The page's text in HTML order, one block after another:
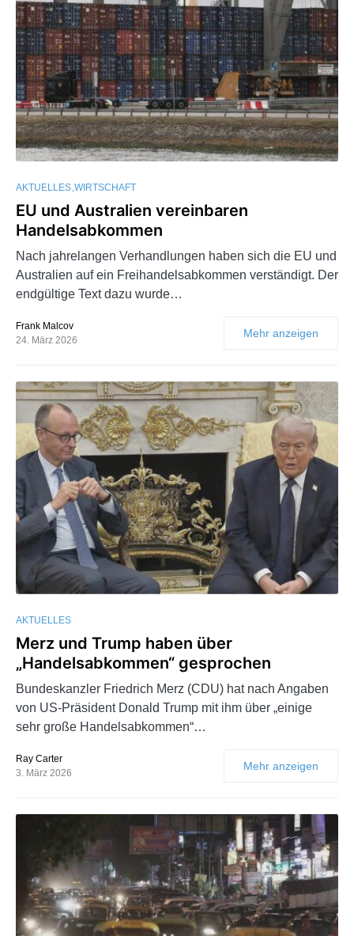
AKTUELLES WIRTSCHAFT
EU und Australien vereinbaren
Handelsabkommen
Nach jahrelangen Verhandlungen haben sich die EU und
Australien auf ein Freihandelsabkommen verständigt. Der
endgültige Text dazu wurde…
Frank Malcov
24. März 2026
Mehr anzeigen
AKTUELLES
Merz und Trump haben über
„Handelsabkommen“ gesprochen
Bundeskanzler Friedrich Merz (CDU) hat nach Angaben
von US-Präsident Donald Trump mit ihm über „einige
sehr große Handelsabkommen“…
Ray Carter
3. März 2026
Mehr anzeigen